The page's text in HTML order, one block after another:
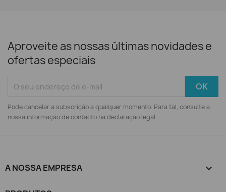
Aproveite as nossas últimas novidades e
ofertas especiais
Pode cancelar a subscrição a qualquer momento. Para tal, consulte a
nossa informação de contacto na declaração legal.
A NOSSA EMPRESA 